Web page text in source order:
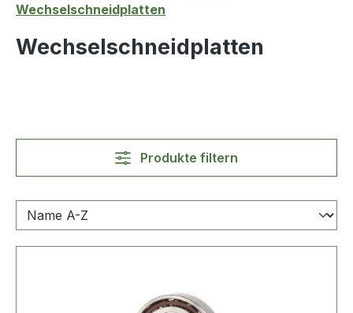
Wechselschneidplatten
Wechselschneidplatten
Produkte filtern